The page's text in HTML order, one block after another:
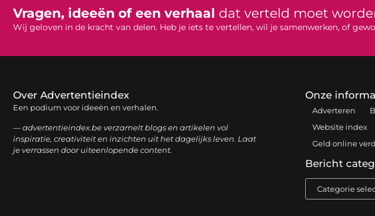
Vragen, ideeën of een verhaal dat verteld moet
Wij geloven in de kracht van delen. Heb je iets te vertellen, wil je samenwerken, of
Over Advertentieindex
Een podium voor ideeën en verhalen.
— advertentieindex.be verzamelt blogs en artikelen vol
inspiratie, creativiteit en inzichten uit het dagelijks leven. Laat
je verrassen door uiteenlopende content.
Onze
Adverteren
Website index
Geld online
Bericht